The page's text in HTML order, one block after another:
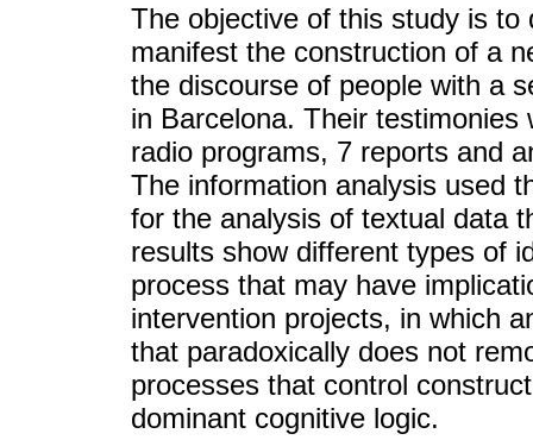
The objective of this study is
manifest the construction of a
the discourse of people with a
in Barcelona. Their
radio programs, 7 reports and
The information analysis used
for the analysis of textual data
results show different types of
process that may have
intervention projects, in which
that paradoxically does not
processes that control
dominant cognitive logic.